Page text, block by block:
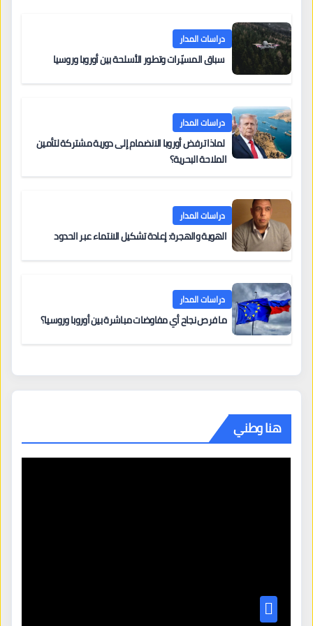
دراسات المدار
سباق المسيّرات وتطور الأسلحة بين أوروبا وروسيا
دراسات المدار
لماذا ترفض أوروبا الانضمام إلى دورية مشتركة لتأمين
الملاحة البحرية؟
دراسات المدار
الهوية والهجرة: إعادة تشكيل الانتماء عبر الحدود
دراسات المدار
ما فرص نجاح أي مفاوضات مباشرة بين أوروبا وروسيا؟
هنا وطني